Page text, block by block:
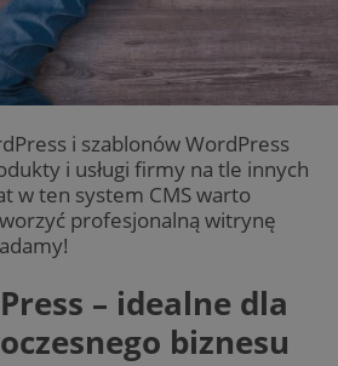
i szablonów WordPress
i usługi firmy na tle innych
w ten system CMS warto
profesjonalną witrynę
– idealne dla
biznesu